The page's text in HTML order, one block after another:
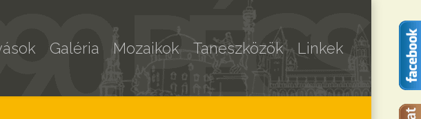
Galéria Mozaikok Taneszközök Linkek